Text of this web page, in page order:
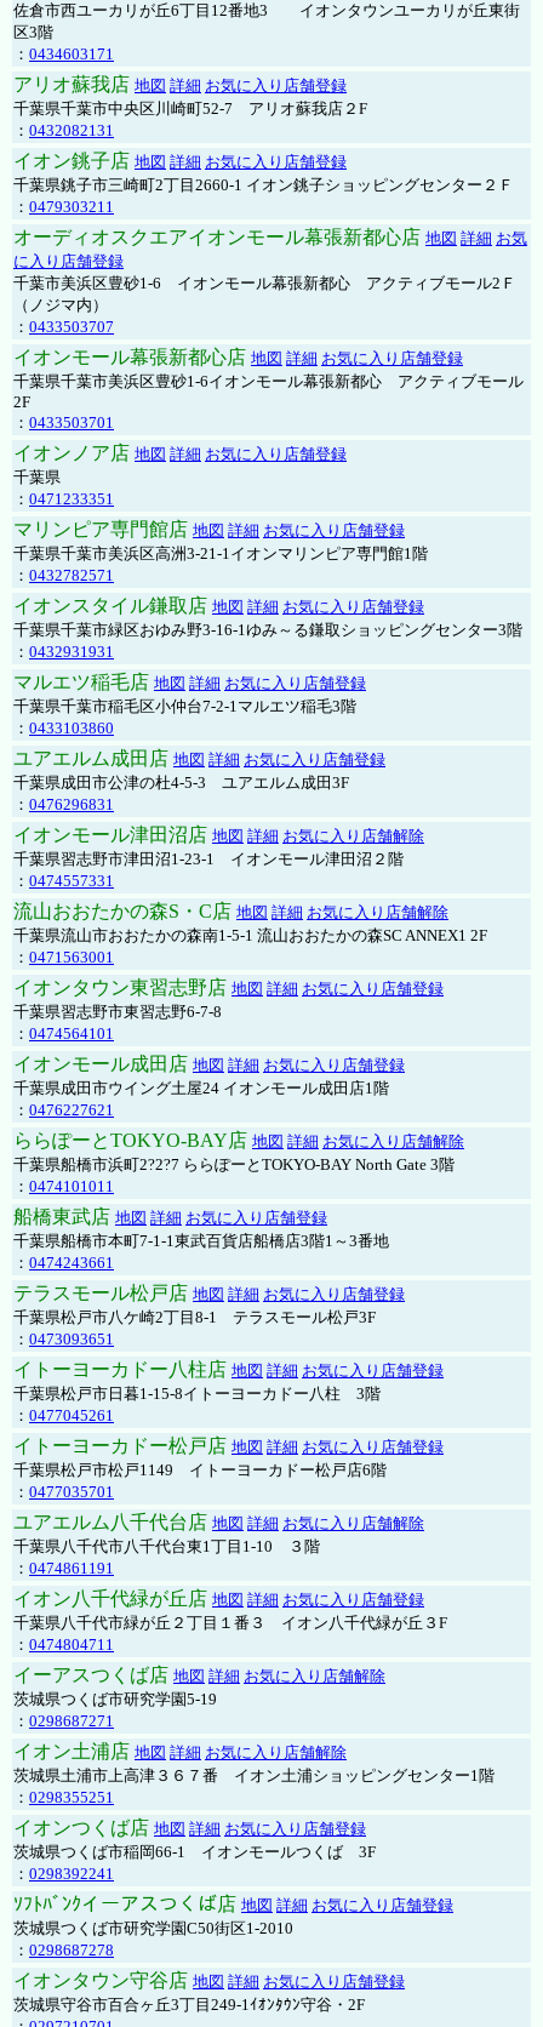
佐倉市西ユーカリが丘6丁目12番地3 イオンタウンユーカリが丘東街
区3階
： 0434603171
アリオ蘇我店 地図 詳細 お気に入り店舗登録
千葉県千葉市中央区川崎町52-7 アリオ蘇我店２F
： 0432082131
イオン銚子店 地図 詳細 お気に入り店舗登録
千葉県銚子市三崎町2丁目2660-1 イオン銚子ショッピングセンター２Ｆ
： 0479303211
オーディオスクエアイオンモール幕張新都心店 地図 詳細 お気
に入り店舗登録
千葉市美浜区豊砂1-6 イオンモール幕張新都心 アクティブモール2Ｆ
（ノジマ内）
： 0433503707
イオンモール幕張新都心店 地図 詳細 お気に入り店舗登録
千葉県千葉市美浜区豊砂1-6イオンモール幕張新都心 アクティブモール
2F
： 0433503701
イオンノア店 地図 詳細 お気に入り店舗登録
千葉県
： 0471233351
マリンピア専門館店 地図 詳細 お気に入り店舗登録
千葉県千葉市美浜区高洲3-21-1イオンマリンピア専門館1階
： 0432782571
イオンスタイル鎌取店 地図 詳細 お気に入り店舗登録
千葉県千葉市緑区おゆみ野3-16-1ゆみ～る鎌取ショッピングセンター3階
： 0432931931
マルエツ稲毛店 地図 詳細 お気に入り店舗登録
千葉県千葉市稲毛区小仲台7-2-1マルエツ稲毛3階
： 0433103860
ユアエルム成田店 地図 詳細 お気に入り店舗登録
千葉県成田市公津の杜4-5-3 ユアエルム成田3F
： 0476296831
イオンモール津田沼店 地図 詳細 お気に入り店舗解除
千葉県習志野市津田沼1-23-1 イオンモール津田沼２階
： 0474557331
流山おおたかの森S・C店 地図 詳細 お気に入り店舗解除
千葉県流山市おおたかの森南1-5-1 流山おおたかの森SC ANNEX1 2F
： 0471563001
イオンタウン東習志野店 地図 詳細 お気に入り店舗登録
千葉県習志野市東習志野6-7-8
： 0474564101
イオンモール成田店 地図 詳細 お気に入り店舗登録
千葉県成田市ウイング土屋24 イオンモール成田店1階
： 0476227621
ららぽーとTOKYO-BAY店 地図 詳細 お気に入り店舗解除
千葉県船橋市浜町2?2?7 ららぽーとTOKYO-BAY North Gate 3階
： 0474101011
船橋東武店 地図 詳細 お気に入り店舗登録
千葉県船橋市本町7-1-1東武百貨店船橋店3階1～3番地
： 0474243661
テラスモール松戸店 地図 詳細 お気に入り店舗登録
千葉県松戸市八ケ崎2丁目8-1 テラスモール松戸3F
： 0473093651
イトーヨーカドー八柱店 地図 詳細 お気に入り店舗登録
千葉県松戸市日暮1-15-8イトーヨーカドー八柱 3階
： 0477045261
イトーヨーカドー松戸店 地図 詳細 お気に入り店舗登録
千葉県松戸市松戸1149 イトーヨーカドー松戸店6階
： 0477035701
ユアエルム八千代台店 地図 詳細 お気に入り店舗解除
千葉県八千代市八千代台東1丁目1-10 ３階
： 0474861191
イオン八千代緑が丘店 地図 詳細 お気に入り店舗登録
千葉県八千代市緑が丘２丁目１番３ イオン八千代緑が丘３F
： 0474804711
イーアスつくば店 地図 詳細 お気に入り店舗解除
茨城県つくば市研究学園5-19
： 0298687271
イオン土浦店 地図 詳細 お気に入り店舗解除
茨城県土浦市上高津３６７番 イオン土浦ショッピングセンター1階
： 0298355251
イオンつくば店 地図 詳細 お気に入り店舗登録
茨城県つくば市稲岡66-1 イオンモールつくば 3F
： 0298392241
ｿﾌﾄﾊﾞﾝｸイーアスつくば店 地図 詳細 お気に入り店舗登録
茨城県つくば市研究学園C50街区1-2010
： 0298687278
イオンタウン守谷店 地図 詳細 お気に入り店舗登録
茨城県守谷市百合ヶ丘3丁目249-1ｲｵﾝﾀｳﾝ守谷・2F